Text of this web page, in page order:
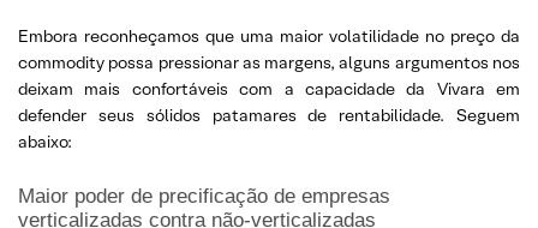
Embora reconheçamos que uma maior volatilidade no preço da
commodity possa pressionar as margens, alguns argumentos nos
deixam mais confortáveis com a capacidade da Vivara em
defender seus sólidos patamares de rentabilidade. Seguem
abaixo:
Maior poder de precificação de empresas
verticalizadas contra não-verticalizadas